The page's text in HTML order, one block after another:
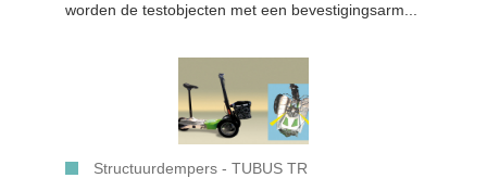
worden de testobjecten met een bevestigingsarm...
Structuurdempers - TUBUS TR